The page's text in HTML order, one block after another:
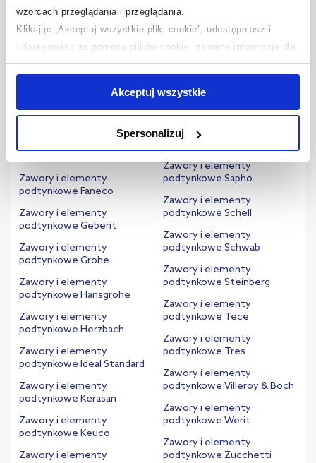
wzorcach przeglądania i przeglądania.
Klikając „Akceptuj wszystkie pliki cookie”, udostępniasz i
udostępniasz za pomocą plików cookie, zebrane informacje dla
użytkowników zewnętrznych, a także nasi partnerzy reklamowi.
jednak, że zablokowane niektóre pliki cookie mogą mieć wpływ
na sposób dostarczania treści niedostosowanych do potrzeb
Aby uzyskać więcej informacji na temat plików plików cookie,
kliknij „Ustawienia plików cookie”.
informacji na temat plików cookie i tego, dlaczego ich przepisy,
przejdź do zakładek „Informacje o plikach cookie”.
Akceptuj wszystkie
Spersonalizuj
Zawory i elementy
podtynkowe Alca
Zawory i elementy
podtynkowe Axor
Zawory i elementy
podtynkowe Deante
Zawory i elementy
Zawory i elementy
podtynkowe Faneco
Zawory i elementy
podtynkowe Geberit
Zawory i elementy
podtynkowe Grohe
Zawory i elementy
podtynkowe Hansgrohe
Zawory i elementy
podtynkowe Herzbach
Zawory i elementy
podtynkowe Ideal Standard
Zawory i elementy
podtynkowe Kerasan
Zawory i elementy
podtynkowe Keuco
Zawory i elementy
podtynkowe Kludi
Zawory i elementy
podtynkowe Koło
Zawory i elementy
podtynkowe Omnires
Zawory i elementy
podtynkowe Oras
Zawory i elementy
Zawory i elementy
podtynkowe Sapho
Zawory i elementy
podtynkowe Schell
Zawory i elementy
podtynkowe Schwab
Zawory i elementy
podtynkowe Steinberg
Zawory i elementy
podtynkowe Tece
Zawory i elementy
podtynkowe Tres
Zawory i elementy
podtynkowe Villeroy & Boch
Zawory i elementy
podtynkowe Werit
Zawory i elementy
podtynkowe Zucchetti